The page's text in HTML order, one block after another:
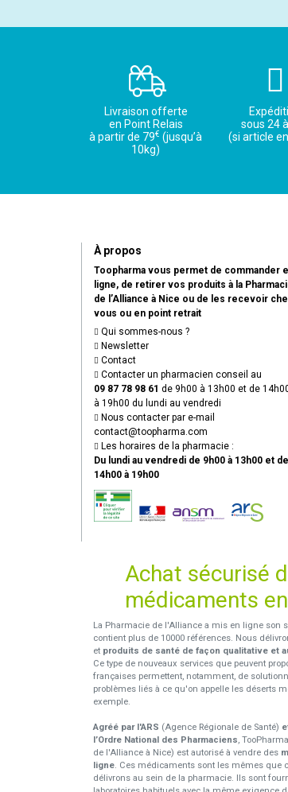
Livraison offerte
en Point Relais
à partir de 79€ (jusqu’à
10kg)
sous 24
(si article
À propos
Toopharma vous permet de commander
ligne, de retirer vos produits à la
de l’Alliance à Nice ou de les recevoir
vous ou en point retrait
Qui sommes-nous ?
Newsletter
Contact
Contacter un pharmacien conseil au
09 87 78 98 61 de 9h00 à 13h00 et de
à 19h00 du lundi au vendredi
Nous contacter par e-mail
contact@toopharma.com
Les horaires de la pharmacie :
Du lundi au vendredi de 9h00 à 13h00 et de
14h00 à 19h00
Achat sécurisé
médicaments
La Pharmacie de l'Alliance a mis en ligne son
contient plus de 10000 références. Nous
et produits de santé de façon qualitative et
Ce type de nouveaux services que peuvent
françaises permettent, notamment, de
problèmes liés à ce qu'on appelle les déserts
exemple.
Agréé par l'ARS (Agence Régionale de Santé)
l’Ordre National des Pharmaciens,
de l'Alliance à Nice) est autorisé à vendre des
ligne. Ces médicaments sont les mêmes que
délivrons au sein de la pharmacie. Ils sont